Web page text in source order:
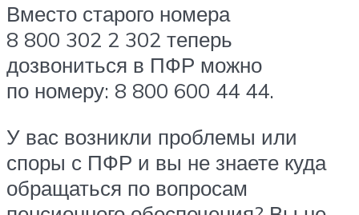
Вместо старого номера
8 800 302 2 302 теперь
дозвониться в ПФР можно
по номеру: 8 800 600 44 44.
У вас возникли проблемы или
споры с ПФР и вы не знаете куда
обращаться по вопросам